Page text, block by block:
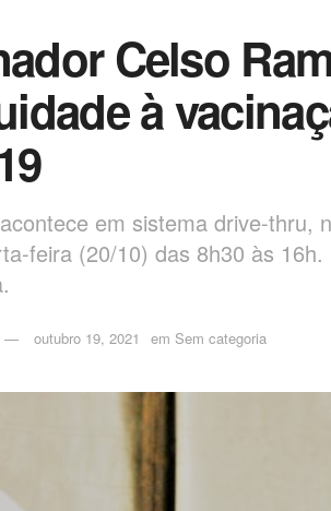
Celso
à
em sistema drive-thru,
feira (20/10) das 8h30 às
outubro 19, 2021 em Sem categoria